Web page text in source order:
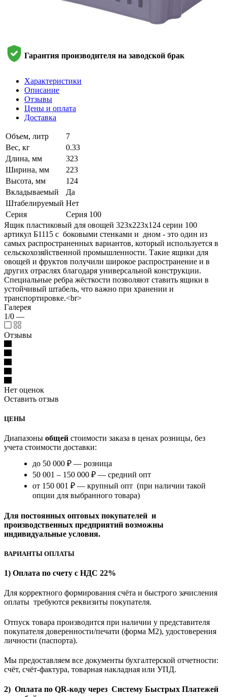
Гарантия производителя на заводской брак
Характеристики
Описание
Отзывы
Цены и оплата
Доставка
Объем, литр
7
Вес, кг
0.33
Длина, мм
323
Ширина, мм
223
Высота, мм
124
Вкладываемый
Да
Штабелируемый Нет
Серия
Серия 100
Ящик пластиковый для овощей 323х223х124 серии 100
артикул Б1115 с боковыми стенками и дном - это один из
самых распространенных вариантов, который используется в
сельскохозяйственной промышленности. Такие ящики для
овощей и фруктов получили широкое распространение и в
других отраслях благодаря универсальной конструкции.
Специальные ребра жёсткости позволяют ставить ящики в
устойчивый штабель, что важно при хранении и
транспортировке.<br>
Галерея
1/0 —
Отзывы
Нет оценок
Оставить отзыв
ЦЕНЫ
Диапазоны общей стоимости заказа в ценах розницы, без
учета стоимости доставки:
до 50 000 ₽ — розница
50 001 – 150 000 ₽ — средний опт
от 150 001 ₽ — крупный опт (при наличии такой
опции для выбранного товара)
Для постоянных оптовых покупателей и
производственных предприятий возможны
индивидуальные условия.
ВАРИАНТЫ ОПЛАТЫ
1) Оплата по счету с НДС 22%
Для корректного формирования счёта и быстрого зачисления
оплаты требуются реквизиты покупателя.
Отпуск товара производится при наличии у представителя
покупателя доверенности/печати (форма M2), удостоверения
личности (паспорта).
Мы предоставляем все документы бухгалтерской отчетности:
счёт, счёт-фактура, товарная накладная или УПД.
2) Оплата по QR-коду через Систему Быстрых Платежей